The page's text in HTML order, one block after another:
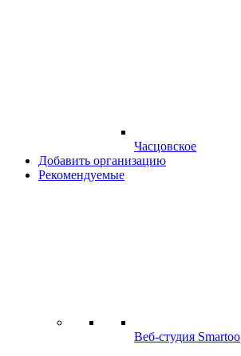
Часцовское
Добавить организацию
Рекомендуемые
Веб-студия Smartoo